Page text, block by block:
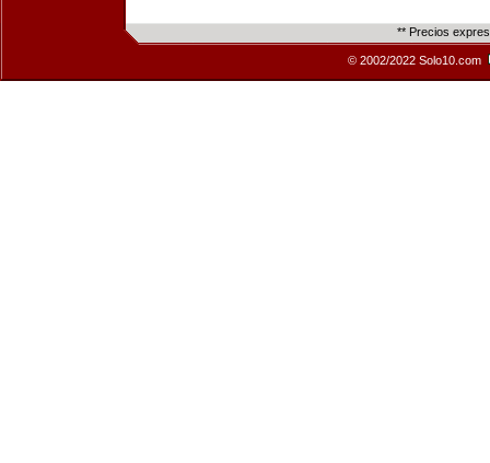
** Precios
© 2002/2022 Solo10.com